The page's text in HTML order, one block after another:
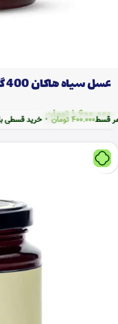
400.000تومان • خرید قسطی با
عسل سیاه هاکان 400 گرم
1.600.000تومان